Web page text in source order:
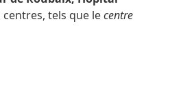
tels que lecentre